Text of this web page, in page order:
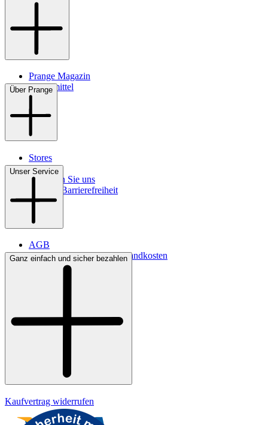
Prange Magazin
Pflegemittel
Über Prange
Stores
Kontakt
So finden Sie uns
Digitale Barrierefreiheit
Unser Service
AGB
Lieferbedingungen & Versandkosten
Bezahlung
Ganz einfach und sicher bezahlen
Kaufvertrag widerrufen